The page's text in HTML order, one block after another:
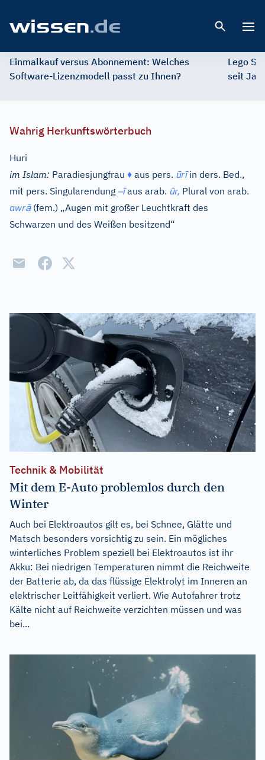
Einmalkauf versus Abonnement: Welches
Software-Lizenzmodell passt zu Ihnen?
Lego
seit
Wahrig Herkunftswörterbuch
Huri
im Islam: Paradiesjungfrau ♦ aus pers. ūrīin ders. Bed.,
mit pers. Singularendung –īaus arab. ūr, Plural von arab.
awrā(fem.) „Augen mit großer Leuchtkraft des
Schwarzen und des Weißen besitzend“
Technik & Mobilität
Mit dem E-Auto problemlos durch den
Winter
Auch bei Elektroautos gilt es, bei Schnee, Glätte und
Matsch besonders vorsichtig zu sein. Ein mögliches
winterliches Problem speziell bei Elektroautos ist ihr
Akku: Bei niedrigen Temperaturen nimmt die Reichweite
der Batterie ab, da das flüssige Elektrolyt im Inneren an
elektrischer Leitfähigkeit verliert. Wie Autofahrer trotz
Kälte nicht auf Reichweite verzichten müssen und was
bei...